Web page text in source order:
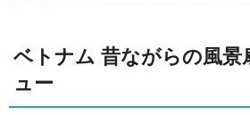
ベトナム 昔ながらの風景
ュー